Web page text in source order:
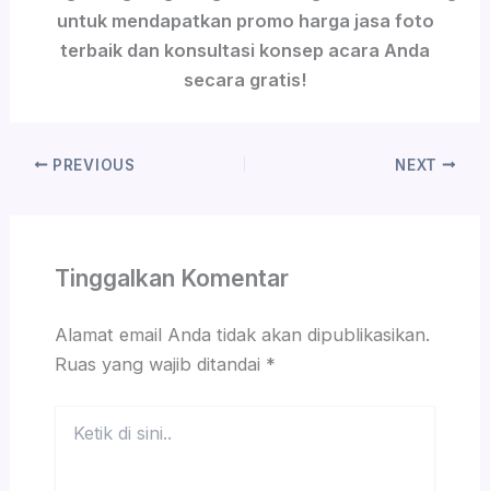
untuk mendapatkan promo harga jasa foto
terbaik dan konsultasi konsep acara Anda
secara gratis!
PREVIOUS NEXT
Tinggalkan Komentar
Alamat email Anda tidak akan dipublikasikan.
Ruas yang wajib ditandai *